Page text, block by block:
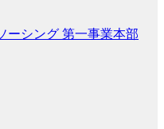
ーシング 第一事業本部